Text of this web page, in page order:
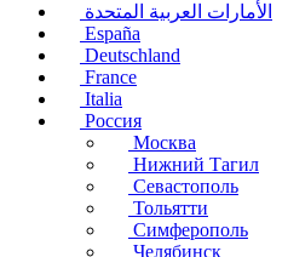
الأمارات العربية المتحدة
España
Deutschland
France
Italia
Россия
Москва
Нижний Тагил
Севастополь
Тольятти
Симферополь
Челябинск